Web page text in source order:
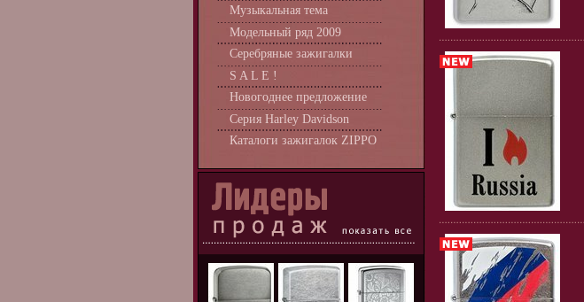
Музыкальная тема
Модельный ряд 2009
Серебряные зажигалки
S A L E !
Новогоднее предложение
Серия Harley Davidson
Каталоги зажигалок ZIPPO